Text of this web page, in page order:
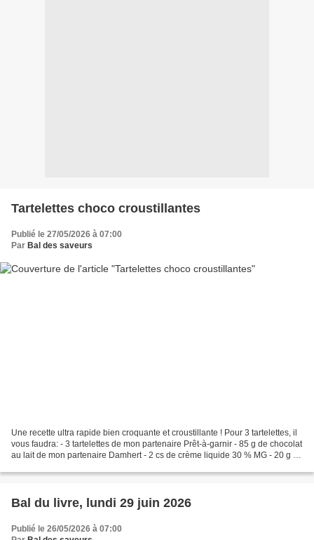
Tartelettes choco croustillantes
Publié le 27/05/2026 à 07:00
Par Bal des saveurs
Une recette ultra rapide bien croquante et croustillante ! Pour 3 tartelettes, il
vous faudra: - 3 tartelettes de mon partenaire Prêt-à-garnir - 85 g de chocolat
au lait de mon partenaire Damhert - 2 cs de crème liquide 30 % MG - 20 g de
Bal du livre, lundi 29 juin 2026
Publié le 26/05/2026 à 07:00